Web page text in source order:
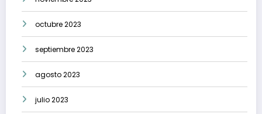
octubre 2023
septiembre 2023
agosto 2023
julio 2023